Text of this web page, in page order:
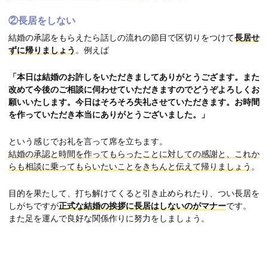
②長居をしない
結婚の承認をもらえたら話しの流れの節目で区切りをつけて長居せ
ずに帰りましょう 。例えば
「本日は結婚のお許しをいただきましてありがとうござます。また
改めて今後のご相談に伺わせていただきますのでどうぞよろしくお
願いいたします。今日はそろそろ失礼させていただきます。お時間
を作っていただき本当にありがとうございました。」
という感じでお礼を言って席を立ちます。
結婚の承認と時間を作ってもらったことに対しての感謝と、これか
らも相談に乗ってもらいたいことをきちんと伝えて帰りましょう 。
目的を果たして、打ち解けてくると引き止められたり、つい長居を
しがちですが正式な結婚の挨拶に長居はしないのがマナーです。
また足を運んで良好な関係作りに努力をしましょう。